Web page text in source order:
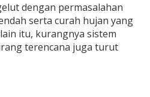
dengan permasalahan
serta curah hujan yang
itu, kurangnya sistem
terencana juga turut